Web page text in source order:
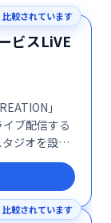
比較されています
ビスLiVE
」
ブ配信する
ジオを設置
キー合成撮
を実現し、
比較されています